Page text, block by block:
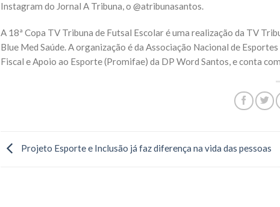
Instagram do Jornal A Tribuna, o @atribunasantos.
A 18ª Copa TV Tribuna de Futsal Escolar é uma realização da TV
Blue Med Saúde. A organização é da Associação Nacional de
Fiscal e Apoio ao Esporte (Promifae) da DP Word Santos, e conta
Projeto Esporte e Inclusão já faz diferença na vida das pessoas